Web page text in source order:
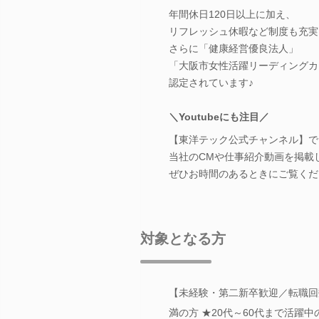
年間休日120日以上に加え、
リフレッシュ休暇など制度も充
さらに「健康経営優良法人」
「大阪市女性活躍リーディング
認定されています♪
＼Youtubeにも注目／
【東洋テック公式チャンネル】
当社のCMや仕事紹介動画を掲載
ぜひお時間のあるときにご覧く
対象となる方
【未経験・第二新卒歓迎／転職
満の方 ★20代～60代まで活躍中